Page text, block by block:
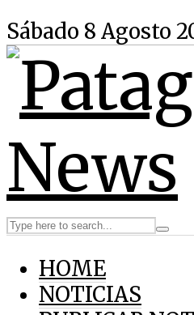
Sábado 8 Agosto
HOME
NOTICIAS